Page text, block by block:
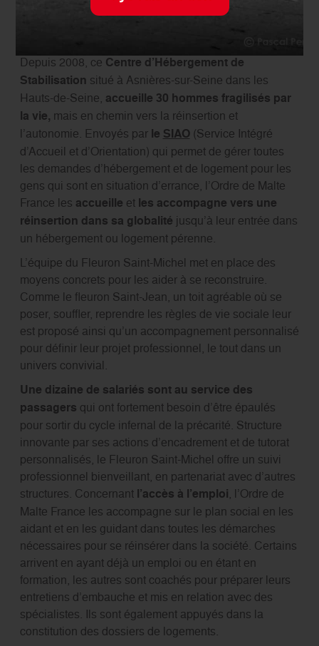
Depuis 2008, ce Centre d’Hébergement de
Stabilisation situé à Asnières-sur-Seine dans les
Hauts-de-Seine, accueille 30 hommes fragilisés par
la vie, mais en chemin vers la réinsertion et
l’autonomie. Envoyés par le SIAO(Service Intégré
d’Accueil et d’Orientation) qui permet de gérer toutes
les demandes d’hébergement et de logement pour les
gens qui sont en situation d’errance, l’Ordre de Malte
France les accueille et les accompagne vers une
réinsertion dans sa globalité jusqu’à leur entrée dans
un hébergement ou logement pérenne.
L’équipe du Fleuron Saint-Michel met en place des
moyens concrets pour les aider à se reconstruire.
Comme le fleuron Saint-Jean, un toit agréable où se
poser, souffler, reprendre les règles de vie sociale leur
est proposé ainsi qu’un accompagnement personnalisé
pour définir leur projet professionnel, le tout dans un
univers convivial.
Une dizaine de salariés sont au service des
passagers qui ont fortement besoin d’être épaulés
pour sortir du cycle infernal de la précarité. Structure
innovante par ses actions d’encadrement et de tutorat
personnalisés, le Fleuron Saint-Michel offre un suivi
professionnel bienveillant, en partenariat avec d’autres
structures. Concernant l’accès à l’emploi, l’Ordre de
Malte France les accompagne sur le plan social en les
aidant et en les guidant dans toutes les démarches
nécessaires pour se réinsérer dans la société. Certains
arrivent en ayant déjà un emploi ou en étant en
formation, les autres sont coachés pour préparer leurs
entretiens d’embauche et mis en relation avec des
spécialistes. Ils sont également appuyés dans la
constitution des dossiers de logements.